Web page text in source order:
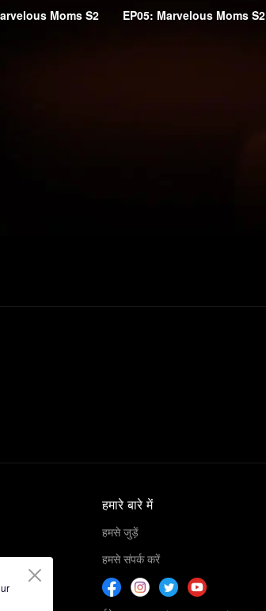
Moms S2 EP05: Marvelous Moms S2
हमारे बारे में
हमसे जुड़ें
हमसे संपर्क करें